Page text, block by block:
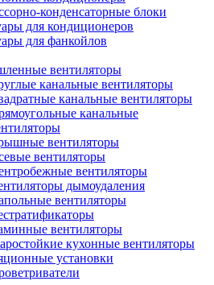
конденсаторные блоки
для кондиционеров
для фанкойлов
вентиляторы
канальные вентиляторы
канальные вентиляторы
канальные
вентиляторы
вентиляторы
вентиляторы
дымоудаления
вентиляторы
вентиляторы
кухонные вентиляторы
установки